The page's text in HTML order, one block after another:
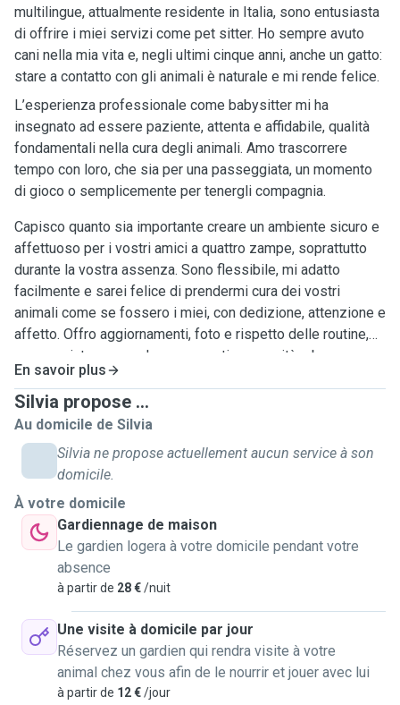
multilingue, attualmente residente in Italia, sono entusiasta
di offrire i miei servizi come pet sitter. Ho sempre avuto
cani nella mia vita e, negli ultimi cinque anni, anche un gatto:
stare a contatto con gli animali è naturale e mi rende felice.
L’esperienza professionale come babysitter mi ha
insegnato ad essere paziente, attenta e affidabile, qualità
fondamentali nella cura degli animali. Amo trascorrere
tempo con loro, che sia per una passeggiata, un momento
di gioco o semplicemente per tenergli compagnia.
Capisco quanto sia importante creare un ambiente sicuro e
affettuoso per i vostri amici a quattro zampe, soprattutto
durante la vostra assenza. Sono flessibile, mi adatto
facilmente e sarei felice di prendermi cura dei vostri
animali come se fossero i miei, con dedizione, attenzione e
affetto. Offro aggiornamenti, foto e rispetto delle routine,
passeggiate e coccole, per garantire serenità e benessere
ai vostri compagni.
En savoir plus
Silvia propose ...
Au domicile de Silvia
Silvia ne propose actuellement aucun service à son
domicile.
À votre domicile
Gardiennage de maison
Le gardien logera à votre domicile pendant votre
absence
à partir de 28 €/nuit
Une visite à domicile par jour
Réservez un gardien qui rendra visite à votre
animal chez vous afin de le nourrir et jouer avec lui
à partir de 12 €/jour